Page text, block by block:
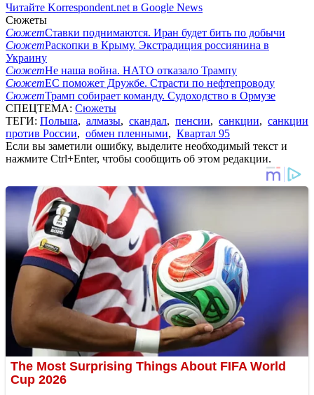
Читайте Korrespondent.net в Google News
Сюжеты
СюжетСтавки поднимаются. Иран будет бить по добычи
СюжетРаскопки в Крыму. Экстрадиция россиянина в
Украину
СюжетНе наша война. НАТО отказало Трампу
СюжетЕС поможет Дружбе. Страсти по нефтепроводу
СюжетТрамп собирает команду. Судоходство в Ормузе
СПЕЦТЕМА: Сюжеты
ТЕГИ: Польша, алмазы, скандал, пенсии, санкции, санкции
против России, обмен пленными, Квартал 95
Если вы заметили ошибку, выделите необходимый текст и
нажмите Ctrl+Enter, чтобы сообщить об этом редакции.